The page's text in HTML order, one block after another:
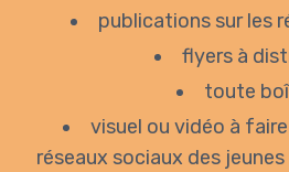
publications sur les
flyers à
toute
visuel ou vidéo à
réseaux sociaux des